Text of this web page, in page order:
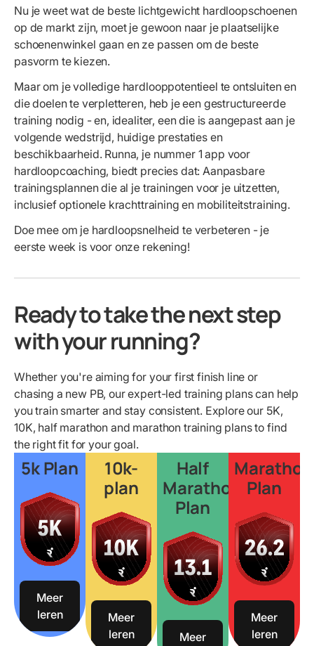
Nu je weet wat de beste lichtgewicht hardloopschoenen
op de markt zijn, moet je gewoon naar je plaatselijke
schoenenwinkel gaan en ze passen om de beste
pasvorm te kiezen.
Maar om je volledige hardlooppotentieel te ontsluiten en
die doelen te verpletteren, heb je een gestructureerde
training nodig - en, idealiter, een die is aangepast aan je
volgende wedstrijd, huidige prestaties en
beschikbaarheid. Runna, je nummer 1 app voor
hardloopcoaching, biedt precies dat: Aanpasbare
trainingsplannen die al je trainingen voor je uitzetten,
inclusief optionele krachttraining en mobiliteitstraining.
Doe mee om je hardloopsnelheid te verbeteren - je
eerste week is voor onze rekening!
Ready to take the next step
with your running?
Whether you're aiming for your first finish line or
chasing a new PB, our expert-led training plans can help
you train smarter and stay consistent. Explore our 5K,
10K, half marathon and marathon training plans to find
the right fit for your goal.
5k Plan
Meer
leren
10k-
plan
Meer
leren
Half
Marathon
Plan
Meer
Marathon
Plan
Meer
leren